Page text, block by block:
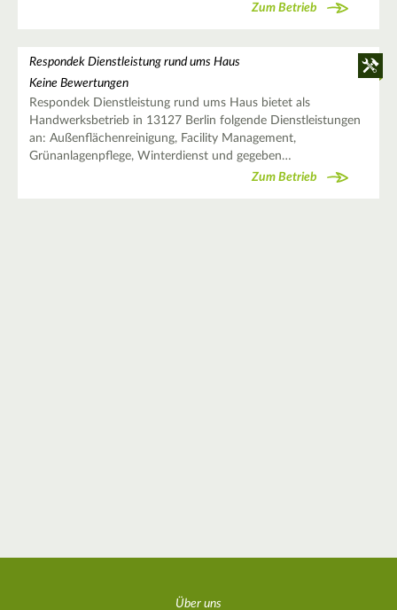
Zum Betrieb
Respondek Dienstleistung rund ums Haus
Keine Bewertungen
Respondek Dienstleistung rund ums Haus bietet als
Handwerksbetrieb in 13127 Berlin folgende Dienstleistungen
an: Außenflächenreinigung, Facility Management,
Grünanlagenpflege, Winterdienst und gegeben…
Zum Betrieb
Über uns